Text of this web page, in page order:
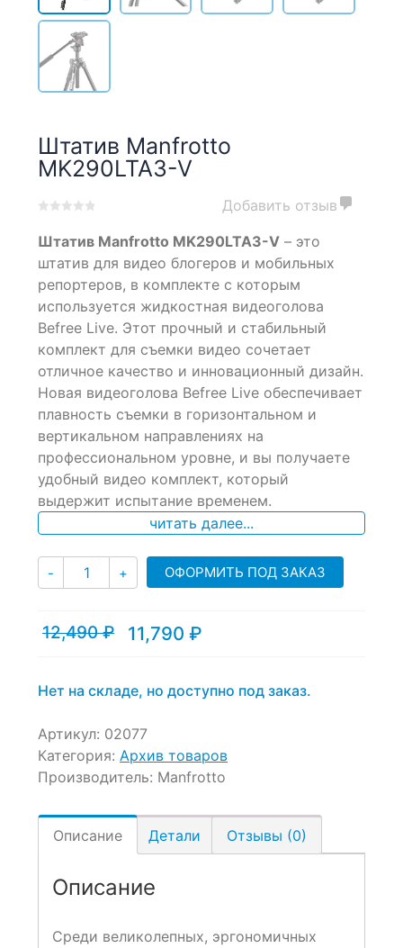
Штатив Manfrotto
MK290LTA3-V
out
on
customer
ratings
Добавить отзыв
Штатив Manfrotto MK290LTA3-V – это
штатив для видео блогеров и мобильных
репортеров, в комплекте с которым
используется жидкостная видеоголова
Befree Live. Этот прочный и стабильный
комплект для съемки видео сочетает
отличное качество и инновационный дизайн.
Новая видеоголова Befree Live обеспечивает
плавность съемки в горизонтальном и
вертикальном направлениях на
профессиональном уровне, и вы получаете
удобный видео комплект, который
выдержит испытание временем.
читать далее...
- Количество
+ ОФОРМИТЬ ПОД ЗАКАЗ
12,490₽
Первоначальная
12,490 ₽.
11,790 ₽
Текущая
Нет на складе, но доступно под заказ.
Артикул: 02077
Категория: Архив товаров
Производитель: Manfrotto
Описание Детали Отзывы (0)
Описание
Среди великолепных, эргономичных